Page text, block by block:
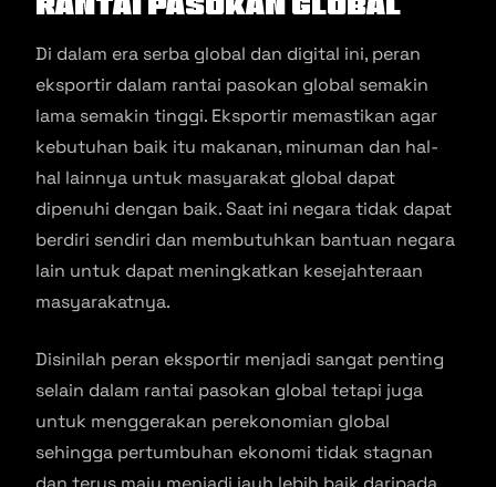
Di dalam era serba global dan digital ini, peran
eksportir dalam rantai pasokan global semakin
lama semakin tinggi. Eksportir memastikan agar
kebutuhan baik itu makanan, minuman dan hal-
hal lainnya untuk masyarakat global dapat
dipenuhi dengan baik. Saat ini negara tidak dapat
berdiri sendiri dan membutuhkan bantuan negara
lain untuk dapat meningkatkan kesejahteraan
masyarakatnya.
Disinilah peran eksportir menjadi sangat penting
selain dalam rantai pasokan global tetapi juga
untuk menggerakan perekonomian global
sehingga pertumbuhan ekonomi tidak stagnan